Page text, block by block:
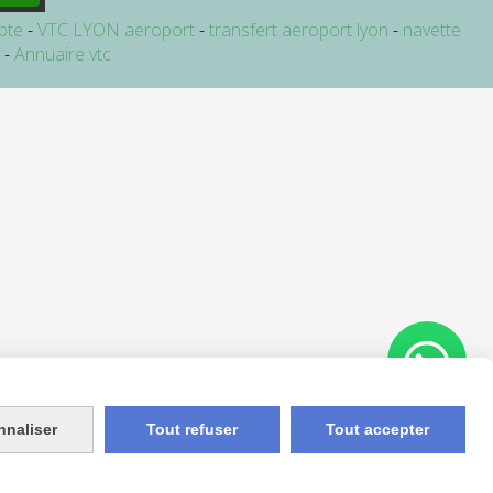
VTC LYON aeroport transfert aeroport lyon
navette
Annuaire vtc
Tout refuser Tout accepter